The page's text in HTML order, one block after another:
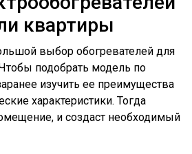
квартиры
выбор обогревателей для
подобрать модель по
изучить ее преимущества
характеристики. Тогда
и создаст необходимый